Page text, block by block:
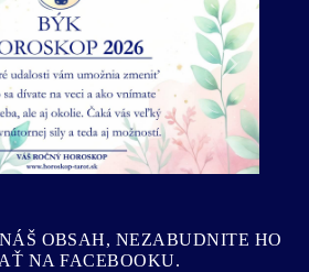
Ďalší
OBSAH, NEZABUDNITE HO
NA FACEBOOKU.